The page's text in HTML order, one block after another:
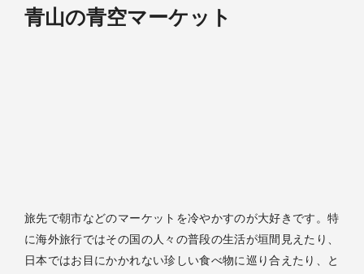
青山の青空マーケット
旅先で朝市などのマーケットを冷やかすのが大好きです。特
に海外旅行ではその国の人々の普段の生活が垣間見えたり、
日本ではお目にかかれない珍しい食べ物に巡り合えたり、と